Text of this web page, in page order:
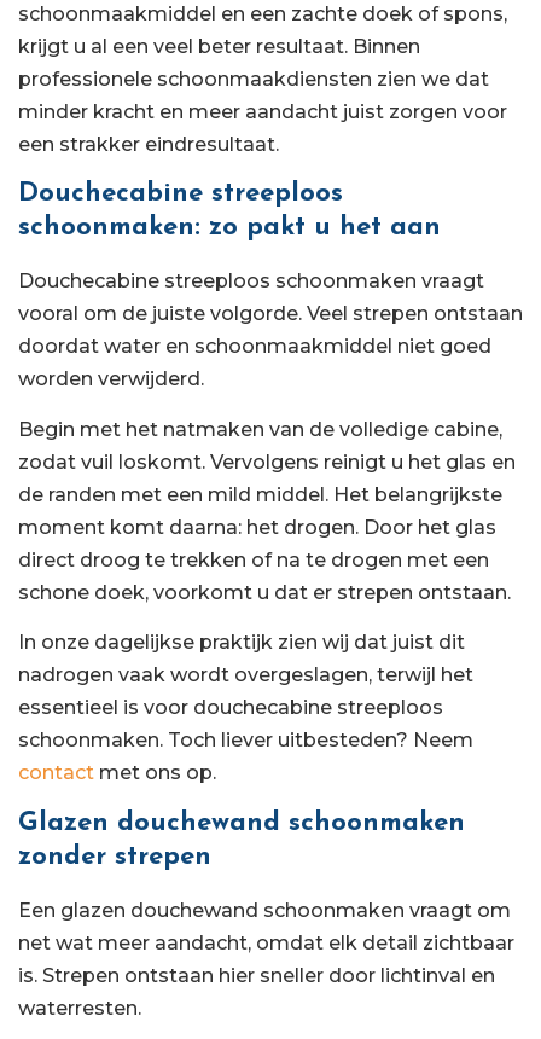
schoonmaakmiddel en een zachte doek of spons,
krijgt u al een veel beter resultaat. Binnen
professionele schoonmaakdiensten zien we dat
minder kracht en meer aandacht juist zorgen voor
een strakker eindresultaat.
Douchecabine streeploos
schoonmaken: zo pakt u het aan
Douchecabine streeploos schoonmaken vraagt
vooral om de juiste volgorde. Veel strepen ontstaan
doordat water en schoonmaakmiddel niet goed
worden verwijderd.
Begin met het natmaken van de volledige cabine,
zodat vuil loskomt. Vervolgens reinigt u het glas en
de randen met een mild middel. Het belangrijkste
moment komt daarna: het drogen. Door het glas
direct droog te trekken of na te drogen met een
schone doek, voorkomt u dat er strepen ontstaan.
In onze dagelijkse praktijk zien wij dat juist dit
nadrogen vaak wordt overgeslagen, terwijl het
essentieel is voor douchecabine streeploos
schoonmaken. Toch liever uitbesteden? Neem
contact met ons op.
Glazen douchewand schoonmaken
zonder strepen
Een glazen douchewand schoonmaken vraagt om
net wat meer aandacht, omdat elk detail zichtbaar
is. Strepen ontstaan hier sneller door lichtinval en
waterresten.